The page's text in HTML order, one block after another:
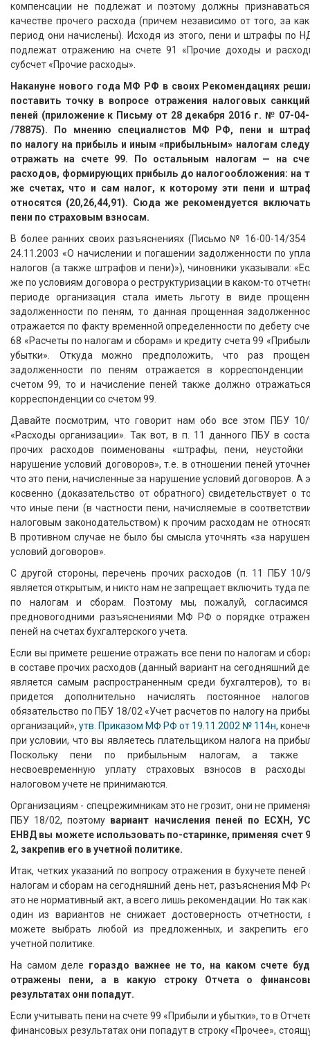
компенсации не подлежат и поэтому должны
качестве прочего расхода (причем независимо от того, за
период они начислены). Исходя из этого, пени и штрафы по
подлежат отражению на счете 91 «Прочие доходы и
субсчет «Прочие расходы».
Накануне нового года МФ РФ в своих Рекомендациях
поставить точку в вопросе отражения налоговых
пеней (приложение к Письму от 28 декабря 2016 г. № 07-
/78875). По мнению специалистов МФ РФ, пени и
по налогу на прибыль и иным «прибыльным» налогам
отражать на счете 99. По остальным налогам — на
расходов, формирующих прибыль до налогообложения: на
же счетах, что и сам налог, к которому эти пени и
относятся (20,26,44,91). Сюда же рекомендуется
пени по страховым взносам.
В более ранних своих разъяснениях (Письмо № 16-00-14/354
24.11.2003 «О начислении и погашении задолженности по
налогов (а также штрафов и пени)»), чиновники указывали:
же по условиям договора о реструктуризации в каком-то
периоде организация стала иметь льготу в виде
задолженности по пеням, то данная прощенная
отражается по факту временной определенности по дебету
68 «Расчеты по налогам и сборам» и кредиту счета 99
убытки». Откуда можно предположить, что раз
задолженности по пеням отражается в корреспонденции
счетом 99, то и начисление пеней также должно
корреспонденции со счетом 99.
Давайте посмотрим, что говорит нам обо все этом ПБУ
«Расходы организации». Так вот, в п. 11 данного ПБУ в
прочих расходов поименованы «штрафы, пени, неустойки
нарушение условий договоров», т.е. в отношении пеней
что это пени, начисленные за нарушение условий договоров. А
косвенно (доказательство от обратного) свидетельствует о
что иные пени (в частности пени, начисляемые в
налоговым законодательством) к прочим расходам не
В противном случае не было бы смысла уточнять «за
условий договоров».
С другой стороны, перечень прочих расходов (п. 11 ПБУ 10/
является открытым, и никто нам не запрещает включить туда
по налогам и сборам. Поэтому мы, пожалуй,
предновогодними разъяснениями МФ РФ о порядке
пеней на счетах бухгалтерского учета.
Если вы примете решение отражать все пени по налогам и
в составе прочих расходов (данный вариант на сегодняшний
является самым распространенным среди бухгалтеров), то
придется дополнительно начислять постоянное
обязательство по ПБУ 18/02 «Учет расчетов по налогу на
организаций», утв. Приказом МФ РФ от 19.11.2002 № 114н,
при условии, что вы являетесь плательщиком налога на
Поскольку пени по прибыльным налогам, а также
несвоевременную уплату страховых взносов в
налоговом учете не принимаются.
Организациям - спецрежимникам это не грозит, они не
ПБУ 18/02, поэтому вариант начисления пеней по ЕСХН,
ЕНВД вы можете использовать по-старинке, применяя счет
2, закрепив его в учетной политике.
Итак, четких указаний по вопросу отражения в бухучете пеней
налогам и сборам на сегодняшний день нет, разъяснения МФ
это не нормативный акт, а всего лишь рекомендации. Но так как
один из вариантов не снижает достоверность отчетности,
можете выбрать любой из предложенных, и закрепить
учетной политике.
На самом деле гораздо важнее не то, на каком счете
отражены пени, а в какую строку Отчета о
результатах они попадут.
Если учитывать пени на счете 99 «Прибыли и убытки», то в
финансовых результатах они попадут в строку «Прочее»,